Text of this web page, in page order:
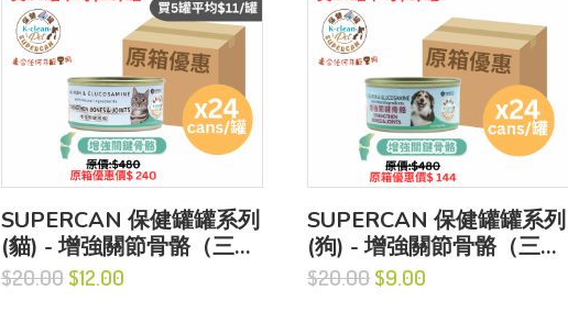
SUPERCAN 保健罐罐系列
(貓) - 增強關節骨骼（三文
魚盛宴+葡萄糖胺）
$20.00$12.00
SUPERCAN 保健罐罐系列
(狗) - 增強關節骨骼（三文
魚盛宴+葡萄糖胺）
$20.00 $9.00